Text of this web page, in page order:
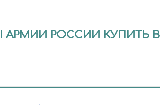
РОССИИ КУПИТЬ В